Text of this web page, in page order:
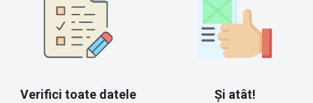
Verifici toate datele Și atât!